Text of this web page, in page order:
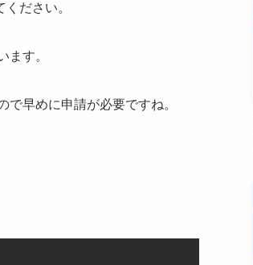
ださい。
ます。
早めに申請が必要ですね。